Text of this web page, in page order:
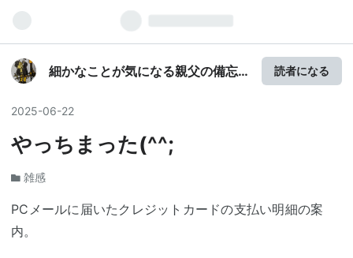
細かなことが気になる親父の備忘
読者になる
2025-06-22
やっちまった(^^;
雑感
PCメールに届いたクレジットカードの支払い明細の案
内。